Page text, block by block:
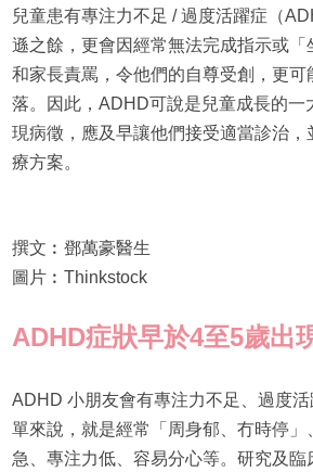
兒童患有專注力不足 / 過度活躍症（
遜之餘，更會因經常無法完成指示或「
和家長責罵，令他們的自尊受創，更可
落。因此，ADHD可說是兒童成長的一
現病徵，應及早讓他們接受適當診治，
療方案。
撰文︰鄧萬豪醫生
圖片︰Thinkstock
ADHD症狀早於4至5歲出
ADHD 小朋友會有專注力不足、過度
單來說，就是經常「周身郁、冇時停」
急、專注力低、容易分心等。研究及